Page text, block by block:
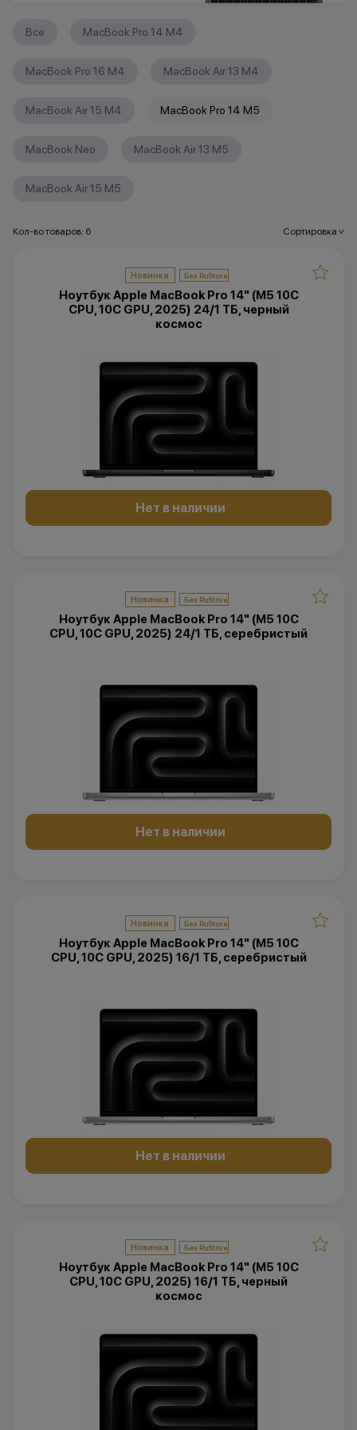
Все MacBook Pro 14 M4
MacBook Pro 16 M4 MacBook Air 13 M4
MacBook Air 15 M4 MacBook Pro 14 M5
MacBook Neo MacBook Air 13 M5
MacBook Air 15 M5
Кол-во товаров: 6 Сортировка>
Новинка
Ноутбук Apple MacBook Pro 14" (M5 10C
CPU, 10C GPU, 2025) 24/1 ТБ, черный
космос
Нет в наличии
Новинка
Ноутбук Apple MacBook Pro 14" (M5 10C
CPU, 10C GPU, 2025) 24/1 ТБ, серебристый
Нет в наличии
Новинка
Ноутбук Apple MacBook Pro 14" (M5 10C
CPU, 10C GPU, 2025) 16/1 ТБ, серебристый
Нет в наличии
Новинка
Ноутбук Apple MacBook Pro 14" (M5 10C
CPU, 10C GPU, 2025) 16/1 ТБ, черный
космос